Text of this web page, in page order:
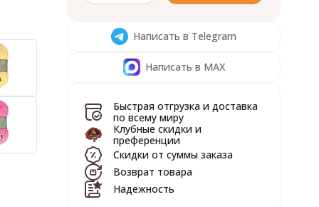
Написать в Telegram
Написать в MAX
Быстрая отгрузка и доставка
по всему миру
Клубные скидки и
преференции
Скидки от суммы заказа
Возврат товара
Надежность